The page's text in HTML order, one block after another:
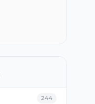
244